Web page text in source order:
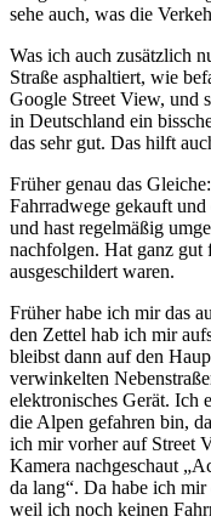
sehe auch, was die
Was ich auch zusätzlich
Straße asphaltiert, wie
Google Street View, und
in Deutschland ein
das sehr gut. Das hilft
Früher genau das
Fahrradwege gekauft
und hast regelmäßig
nachfolgen. Hat ganz gut
ausgeschildert waren.
Früher habe ich mir das
den Zettel hab ich mir
bleibst dann auf den
verwinkelten
elektronisches Gerät. Ich
die Alpen gefahren bin,
ich mir vorher auf Street
Kamera nachgeschaut
da lang“. Da habe ich
weil ich noch keinen